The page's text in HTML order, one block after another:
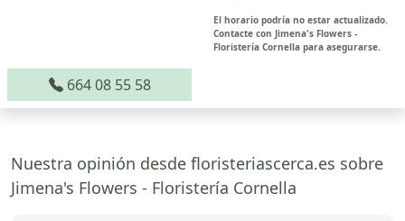
El horario podría no estar actualizado.
Contacte con Jimena's Flowers -
Floristería Cornella para asegurarse.
664 08 55 58
Nuestra opinión desde floristeriascerca.es sobre
Jimena's Flowers - Floristería Cornella